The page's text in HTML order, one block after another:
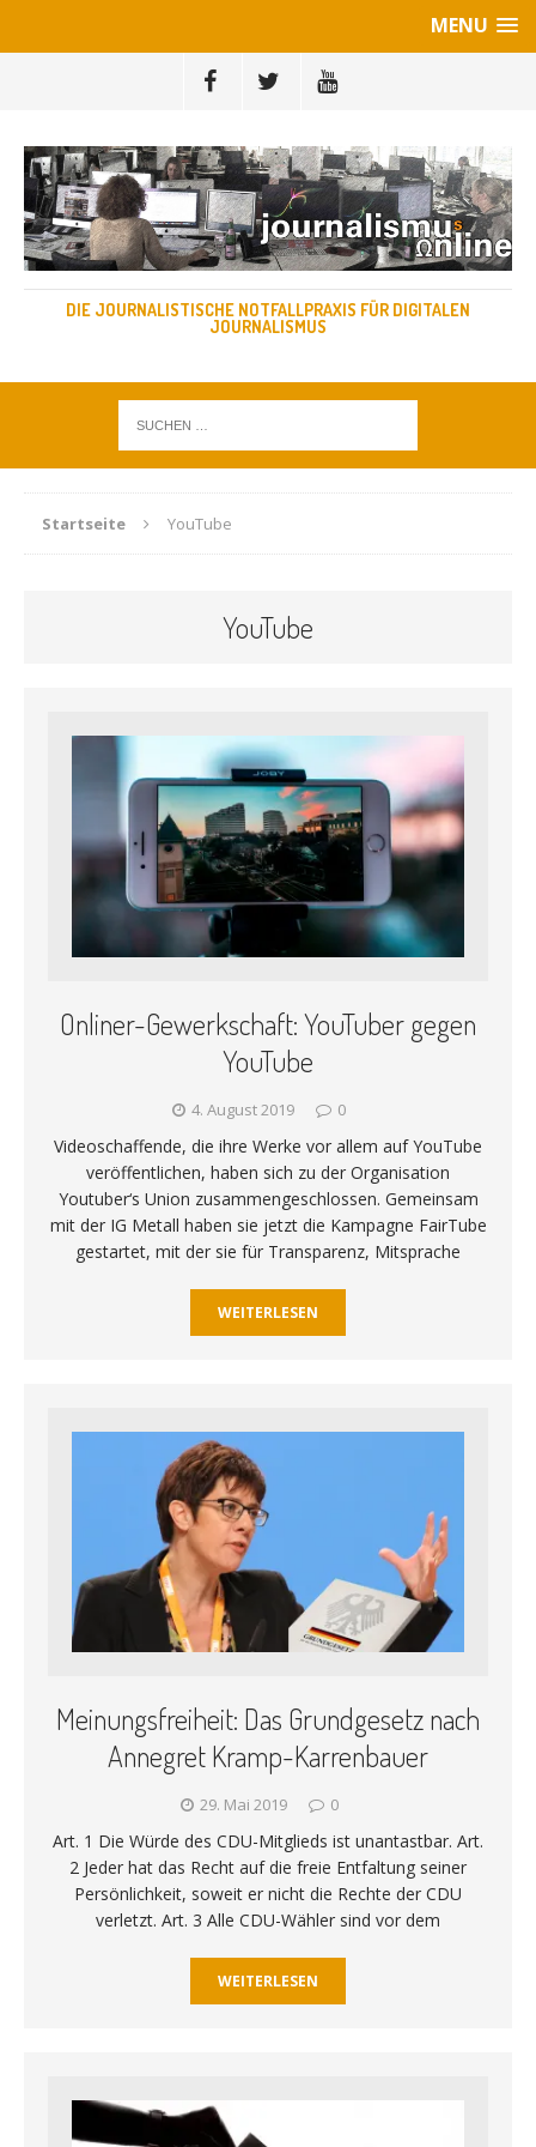
MENU
DIE JOURNALISTISCHE NOTFALLPRAXIS FÜR DIGITALEN
JOURNALISMUS
Startseite YouTube
YouTube
Onliner-Gewerkschaft: YouTuber gegen
YouTube
4. August 2019 0
Videoschaffende, die ihre Werke vor allem auf YouTube
veröffentlichen, haben sich zu der Organisation
Youtuber‘s Union zusammengeschlossen. Gemeinsam
mit der IG Metall haben sie jetzt die Kampagne FairTube
gestartet, mit der sie für Transparenz, Mitsprache
WEITERLESEN
Meinungsfreiheit: Das Grundgesetz nach
Annegret Kramp-Karrenbauer
29. Mai 2019 0
Art. 1 Die Würde des CDU-Mitglieds ist unantastbar. Art.
2 Jeder hat das Recht auf die freie Entfaltung seiner
Persönlichkeit, soweit er nicht die Rechte der CDU
verletzt. Art. 3 Alle CDU-Wähler sind vor dem
WEITERLESEN